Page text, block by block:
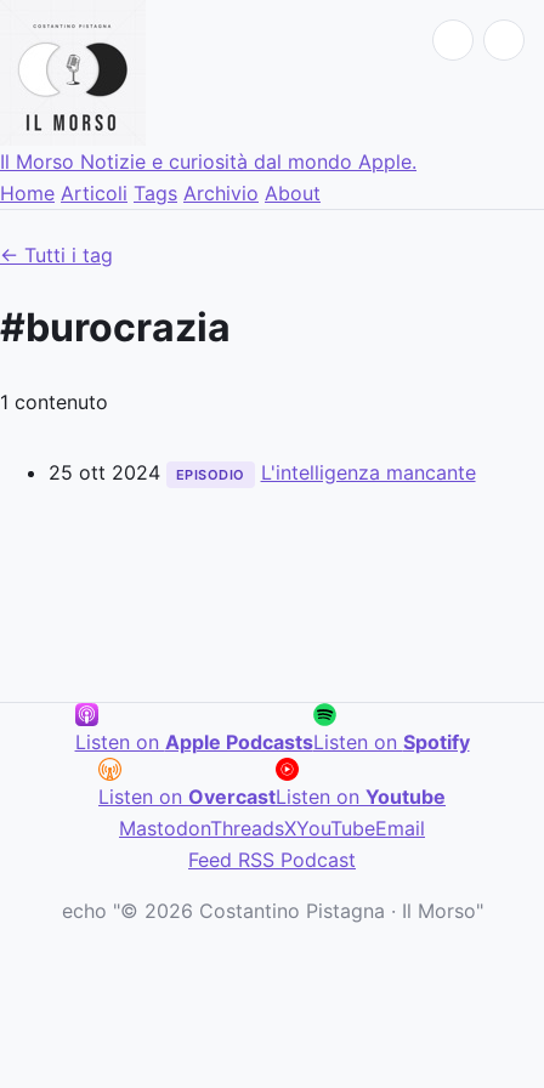
Il Morso Notizie e curiosità dal mondo Apple.
Home Articoli Tags Archivio About
← Tutti i tag
#burocrazia
1 contenuto
25 ott 2024 EPISODIO L'intelligenza mancante
Listen on Apple PodcastsListen on Spotify
Listen on OvercastListen on Youtube
MastodonThreadsXYouTubeEmail
Feed RSS Podcast
echo "© 2026 Costantino Pistagna · Il Morso"